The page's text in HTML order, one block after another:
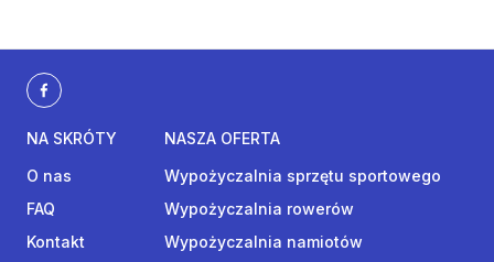
NA SKRÓTY
O nas
FAQ
Kontakt
NASZA OFERTA
Wypożyczalnia sprzętu sportowego
Wypożyczalnia rowerów
Wypożyczalnia namiotów